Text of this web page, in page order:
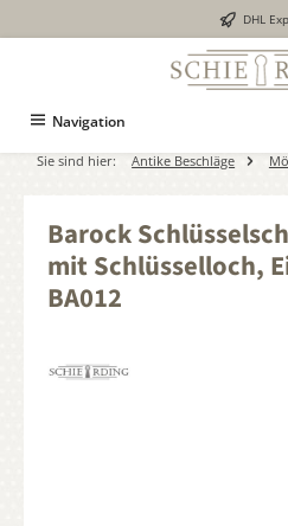
DHL
Navigation
Sie sind hier: Antike Beschläge
Barock
mit Schlüsselloch,
BA012